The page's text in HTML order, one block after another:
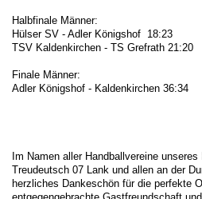
Halbfinale Männer:
Hülser SV - Adler Königshof 18:23
TSV Kaldenkirchen - TS Grefrath 21:20
Finale Männer:
Adler Königshof - Kaldenkirchen 36:34
Im Namen aller Handballvereine
Treudeutsch 07 Lank und allen an der
herzliches Dankeschön für die perfekte